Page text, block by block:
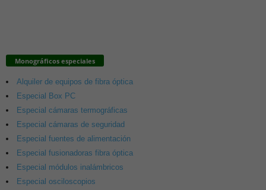
Monográficos especiales
Alquiler de equipos de fibra óptica
Especial Box PC
Especial cámaras termográficas
Especial cámaras de seguridad
Especial fuentes de alimentación
Especial fusionadoras fibra óptica
Especial módulos inalámbricos
Especial osciloscopios